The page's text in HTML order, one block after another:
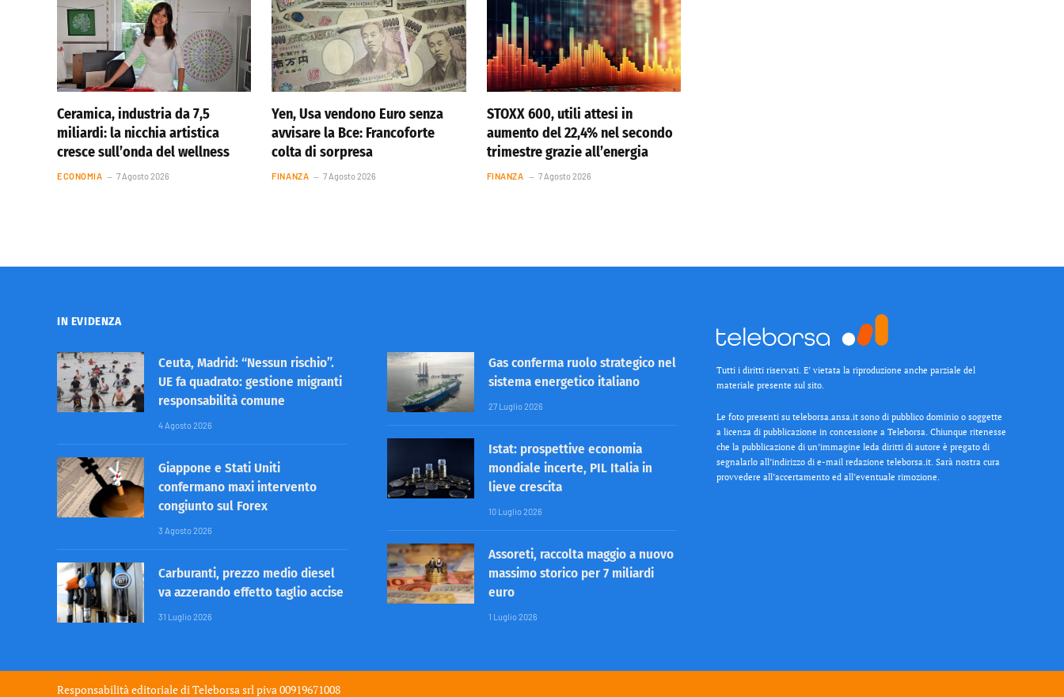
Ceramica, industria da 7,5
miliardi: la nicchia artistica
cresce sull’onda del wellness
ECONOMIA 7 Agosto 2026
Yen, Usa vendono Euro senza
avvisare la Bce: Francoforte
colta di sorpresa
FINANZA 7 Agosto 2026
STOXX 600, utili attesi in
aumento del 22,4% nel secondo
trimestre grazie all’energia
FINANZA 7 Agosto 2026
IN EVIDENZA
Ceuta, Madrid: “Nessun rischio”.
UE fa quadrato: gestione migranti
responsabilità comune
4 Agosto 2026
Giappone e Stati Uniti
confermano maxi intervento
congiunto sul Forex
3 Agosto 2026
Carburanti, prezzo medio diesel
va azzerando effetto taglio accise
31 Luglio 2026
Gas conferma ruolo strategico nel
sistema energetico italiano
27 Luglio 2026
Istat: prospettive economia
mondiale incerte, PIL Italia in
lieve crescita
10 Luglio 2026
Assoreti, raccolta maggio a nuovo
massimo storico per 7 miliardi
euro
1 Luglio 2026
Tutti i diritti riservati. E’ vietata la riproduzione anche parziale del
materiale presente sul sito.
Le foto presenti su teleborsa.ansa.it sono di pubblico dominio o soggette
a licenza di pubblicazione in concessione a Teleborsa. Chiunque ritenesse
che la pubblicazione di un’immagine leda diritti di autore è pregato di
segnalarlo all’indirizzo di e-mail redazione teleborsa.it. Sarà nostra cura
provvedere all’accertamento ed all’eventuale rimozione.
Responsabilità editoriale di Teleborsa srl piva 00919671008